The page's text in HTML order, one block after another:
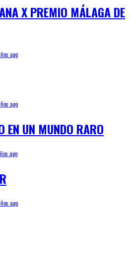
X PREMIO MÁLAGA DE
ago
ago
EN UN MUNDO RARO
ago
ago